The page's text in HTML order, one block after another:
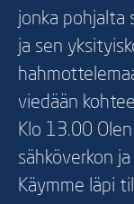
jonka pohjalta
ja sen
viedään
Klo 13.00
sähköverkon
Käymme läpi